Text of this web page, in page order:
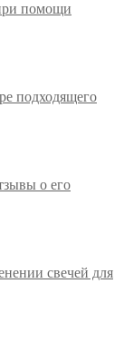
помощи
подходящего
о его
свечей для